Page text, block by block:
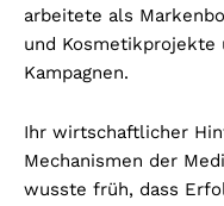
arbeitete als
und Kosmetikprojekte
Kampagnen.
Ihr wirtschaftlicher
Mechanismen der
wusste früh, dass